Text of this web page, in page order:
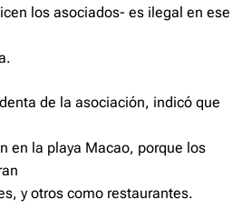
los asociados- es ilegal en ese
de la asociación, indicó que
en la playa Macao, porque los
y otros como restaurantes.